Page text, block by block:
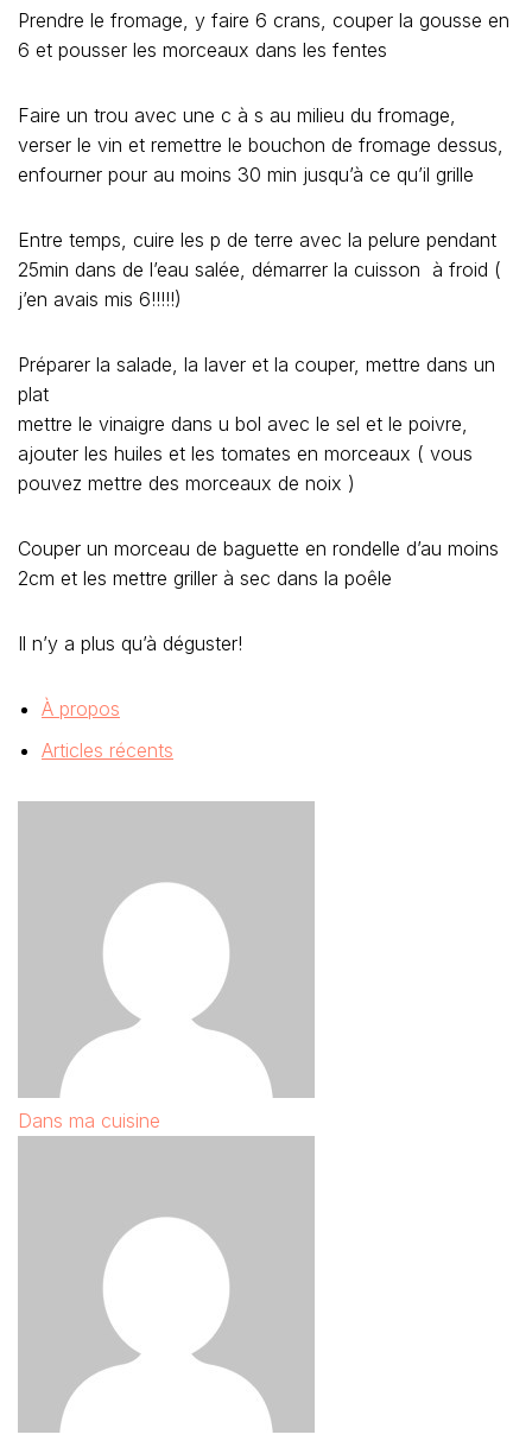
Prendre le fromage, y faire 6 crans, couper la gousse en
6 et pousser les morceaux dans les fentes
Faire un trou avec une c à s au milieu du fromage,
verser le vin et remettre le bouchon de fromage dessus,
enfourner pour au moins 30 min jusqu’à ce qu’il grille
Entre temps, cuire les p de terre avec la pelure pendant
25min dans de l’eau salée, démarrer la cuisson à froid (
j’en avais mis 6!!!!!)
Préparer la salade, la laver et la couper, mettre dans un
plat
mettre le vinaigre dans u bol avec le sel et le poivre,
ajouter les huiles et les tomates en morceaux ( vous
pouvez mettre des morceaux de noix )
Couper un morceau de baguette en rondelle d’au moins
2cm et les mettre griller à sec dans la poêle
Il n’y a plus qu’à déguster!
À propos
Articles récents
Dans ma cuisine